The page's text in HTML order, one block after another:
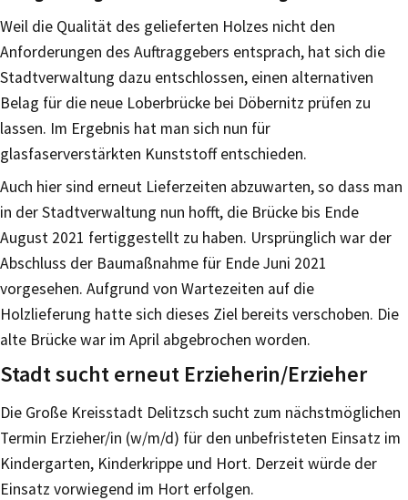
Weil die Qualität des gelieferten Holzes nicht den
Anforderungen des Auftraggebers entsprach, hat sich die
Stadtverwaltung dazu entschlossen, einen alternativen
Belag für die neue Loberbrücke bei Döbernitz prüfen zu
lassen. Im Ergebnis hat man sich nun für
glasfaserverstärkten Kunststoff entschieden.
Auch hier sind erneut Lieferzeiten abzuwarten, so dass man
in der Stadtverwaltung nun hofft, die Brücke bis Ende
August 2021 fertiggestellt zu haben. Ursprünglich war der
Abschluss der Baumaßnahme für Ende Juni 2021
vorgesehen. Aufgrund von Wartezeiten auf die
Holzlieferung hatte sich dieses Ziel bereits verschoben. Die
alte Brücke war im April abgebrochen worden.
Stadt sucht erneut Erzieherin/Erzieher
Die Große Kreisstadt Delitzsch sucht zum nächstmöglichen
Termin Erzieher/in (w/m/d) für den unbefristeten Einsatz im
Kindergarten, Kinderkrippe und Hort. Derzeit würde der
Einsatz vorwiegend im Hort erfolgen.